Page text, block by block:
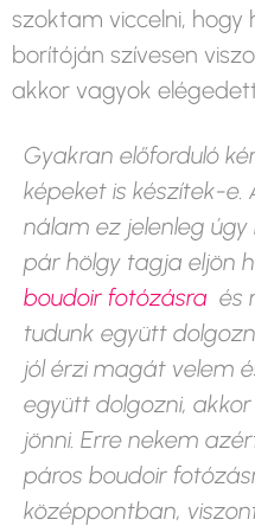
szoktam viccelni, hogy
borítóján szívesen
akkor vagyok
Gyakran előforduló
képeket is készítek-e.
nálam ez jelenleg
pár hölgy tagja eljön
boudoir fotózásra és
tudunk együtt
jól érzi magát velem
együtt dolgozni,
jönni. Erre nekem
páros boudoir
középpontban,